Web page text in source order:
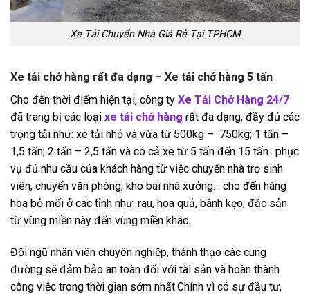
Xe Tải Chuyển Nhà Giá Rẻ Tại TPHCM
Xe tải chở hàng rất đa dạng – Xe tải chở hàng 5 tấn
Cho đến thời điểm hiện tại, công ty Xe Tải Chở Hàng 24/7
đã trang bị các loại xe tải chở hàng rất đa dạng, đầy đủ các
trọng tải như: xe tải nhỏ và vừa từ 500kg – 750kg; 1 tấn –
1,5 tấn; 2 tấn – 2,5 tấn và có cả xe từ 5 tấn đến 15 tấn…phục
vụ đủ nhu cầu của khách hàng từ việc chuyển nhà trọ sinh
viên, chuyển văn phòng, kho bãi nhà xưởng… cho đến hàng
hóa bỏ mối ở các tỉnh như: rau, hoa quả, bánh kẹo, đặc sản
từ vùng miền này đến vùng miền khác.
Đội ngũ nhân viên chuyên nghiệp, thành thạo các cung
đường sẽ đảm bảo an toàn đối với tài sản và hoàn thành
công việc trong thời gian sớm nhất.Chính vì có sự đầu tư,